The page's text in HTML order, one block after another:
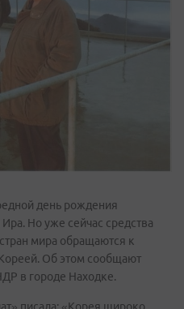
день рождения
Но уже сейчас средства
мира обращаются к
Об этом сообщают
в городе Находке.
писала: «Корея широко